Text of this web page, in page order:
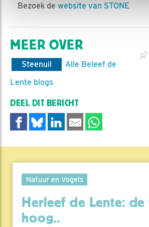
Bezoek de website van STONE
MEER OVER
Steenuil
Alle Beleef de
Lente blogs
DEEL DIT BERICHT
Natuur en Vogels
Herleef de Lente: de
hoog..